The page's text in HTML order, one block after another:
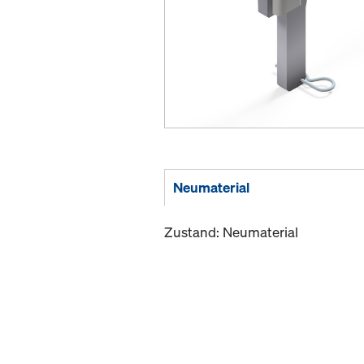
Neumaterial
Zustand: Neumaterial